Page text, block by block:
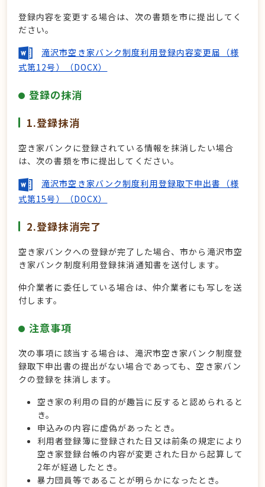
登録内容を変更する場合は、次の書類を市に提出してく
ださい。
滝沢市空き家バンク制度利用登録内容変更届（様
式第12号）（DOCX）
登録の抹消
1.登録抹消
空き家バンクに登録されている情報を抹消したい場合
は、次の書類を市に提出してください。
滝沢市空き家バンク制度利用登録取下申出書（様
式第15号）（DOCX）
2.登録抹消完了
空き家バンクへの登録が完了した場合、市から滝沢市空
き家バンク制度利用登録抹消通知書を送付します。
仲介業者に委任している場合は、仲介業者にも写しを送
付します。
注意事項
次の事項に該当する場合は、滝沢市空き家バンク制度登
録取下申出書の提出がない場合であっても、空き家バン
クの登録を抹消します。
空き家の利用の目的が趣旨に反すると認められると
き。
申込みの内容に虚偽があったとき。
利用者登録簿に登録された日又は前条の規定により
空き家登録台帳の内容が変更された日から起算して
2年が経過したとき。
暴力団員等であることが明らかになったとき。